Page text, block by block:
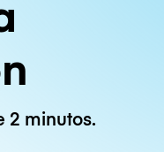
2 minutos.